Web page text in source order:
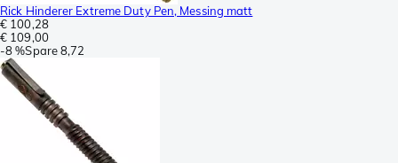
Rick Hinderer Extreme Duty Pen, Messing matt
€ 100,28
€ 109,00
-8 %Spare8,72